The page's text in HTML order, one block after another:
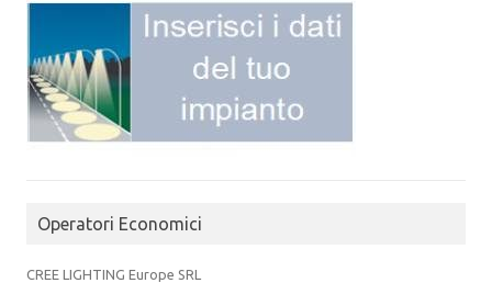
Operatori Economici
CREE LIGHTING Europe SRL